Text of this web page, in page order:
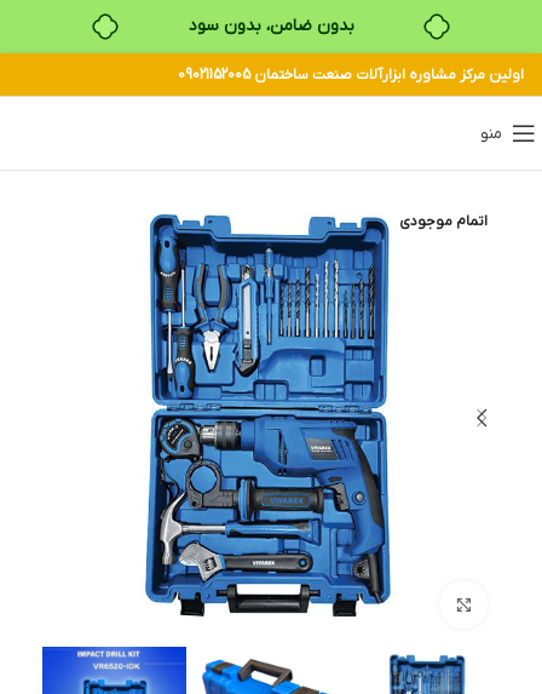
بدون ضامن، بدون سود
خرید قسطی با ترب‌پی
اولین مرکز مشاوره ابزارآلات صنعت ساختمان 09021152005
منو
اتمام موجودی
بزرگنمایی تصویر